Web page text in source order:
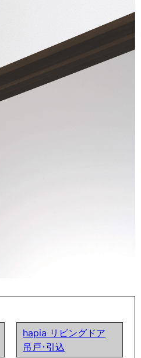
hapia リビングドア
吊戸･引込